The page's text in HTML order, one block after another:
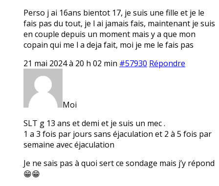
Perso j ai 16ans bientot 17, je suis une fille et je le
fais pas du tout, je l ai jamais fais, maintenant je suis
en couple depuis un moment mais y a que mon
copain qui me l a deja fait, moi je me le fais pas
21 mai 2024 à 20 h 02 min #57930 Répondre
Moi
SLT g 13 ans et demi et je suis un mec .
1 a 3 fois par jours sans éjaculation et 2 à 5 fois par
semaine avec éjaculation
Je ne sais pas à quoi sert ce sondage mais j’y répond
😁😁